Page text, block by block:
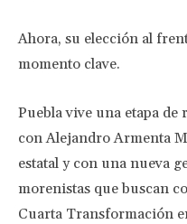
Ahora, su elección al
momento clave.
Puebla vive una etapa
con Alejandro Armenta
estatal y con una nueva
morenistas que buscan
Cuarta Transformación